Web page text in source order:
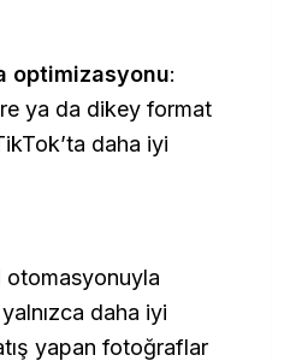
optimizasyonu:
ya da dikey format
daha iyi
otomasyonuyla
daha iyi
yapan fotoğraflar